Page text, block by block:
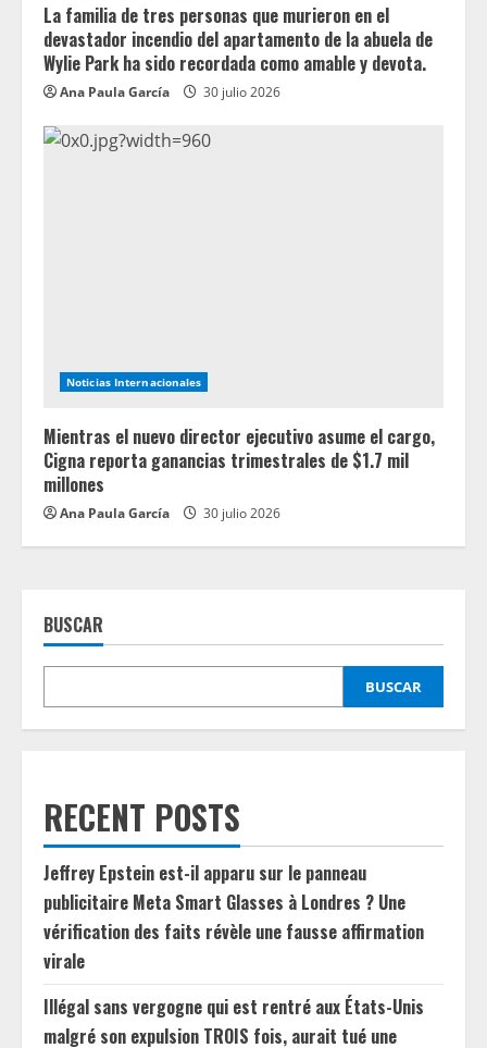
La familia de tres personas que murieron en el
devastador incendio del apartamento de la abuela de
Wylie Park ha sido recordada como amable y devota.
Ana Paula García 30 julio 2026
Noticias Internacionales
Mientras el nuevo director ejecutivo asume el cargo,
Cigna reporta ganancias trimestrales de $1.7 mil
millones
Ana Paula García 30 julio 2026
BUSCAR
BUSCAR
RECENT POSTS
Jeffrey Epstein est-il apparu sur le panneau
publicitaire Meta Smart Glasses à Londres ? Une
vérification des faits révèle une fausse affirmation
virale
Illégal sans vergogne qui est rentré aux États-Unis
malgré son expulsion TROIS fois, aurait tué une